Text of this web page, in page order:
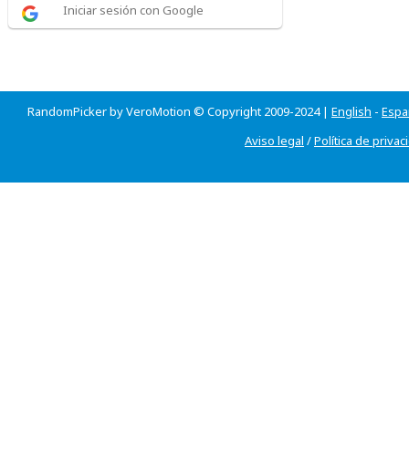
Iniciar sesión con Google
RandomPicker by VeroMotion © Copyright 2009-2024 | English -
Aviso legal /Política de